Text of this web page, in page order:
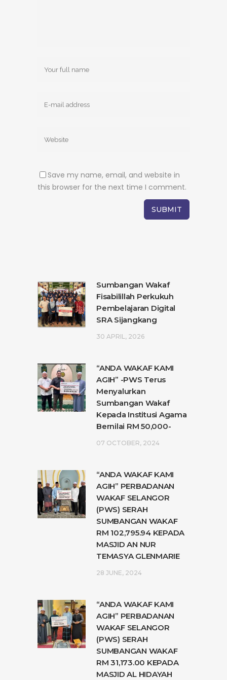
Save my name, email, and website in
this browser for the next time I comment.
Sumbangan Wakaf
Fisabilillah Perkukuh
Pembelajaran Digital
SRA Sijangkang
30 APRIL, 2026
“ANDA WAKAF KAMI
AGIH” -PWS Terus
Menyalurkan
Sumbangan Wakaf
Kepada Institusi Agama
Bernilai RM 50,000-
07 OCTOBER, 2024
“ANDA WAKAF KAMI
AGIH” PERBADANAN
WAKAF SELANGOR
(PWS) SERAH
SUMBANGAN WAKAF
RM 102,795.94 KEPADA
MASJID AN NUR
TEMASYA GLENMARIE
28 JUNE, 2024
“ANDA WAKAF KAMI
AGIH” PERBADANAN
WAKAF SELANGOR
(PWS) SERAH
SUMBANGAN WAKAF
RM 31,173.00 KEPADA
MASJID AL HIDAYAH